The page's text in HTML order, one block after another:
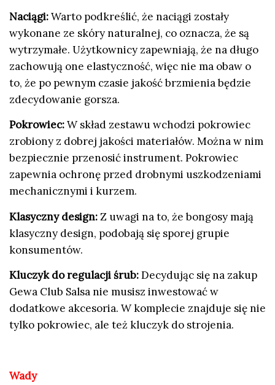
Naciągi:Warto podkreślić, że naciągi zostały
wykonane ze skóry naturalnej, co oznacza, że są
wytrzymałe. Użytkownicy zapewniają, że na długo
zachowują one elastyczność, więc nie ma obaw o
to, że po pewnym czasie jakość brzmienia będzie
zdecydowanie gorsza.
Pokrowiec:W skład zestawu wchodzi pokrowiec
zrobiony z dobrej jakości materiałów. Można w nim
bezpiecznie przenosić instrument. Pokrowiec
zapewnia ochronę przed drobnymi uszkodzeniami
mechanicznymi i kurzem.
Klasyczny design:Z uwagi na to, że bongosy mają
klasyczny design, podobają się sporej grupie
konsumentów.
Kluczyk do regulacji śrub:Decydując się na zakup
Gewa Club Salsa nie musisz inwestować w
dodatkowe akcesoria. W komplecie znajduje się nie
tylko pokrowiec, ale też kluczyk do strojenia.
Wady